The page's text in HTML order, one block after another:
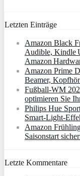
Letzten Einträge
Amazon Black
Audible, Kindle
Amazon
Amazon Prime
Beamer,
Fußball-WM
optimieren Sie
Philips Hue
Amazon
Saisonstart
Letzte Kommentare